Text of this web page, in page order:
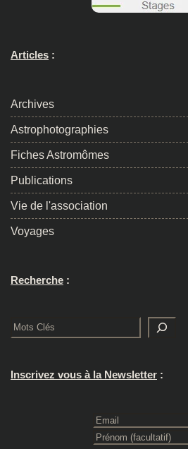
Articles :
Archives
Astrophotographies
Fiches Astromômes
Publications
Vie de l'association
Voyages
Recherche :
Rechercher
Inscrivez vous à la Newsletter :